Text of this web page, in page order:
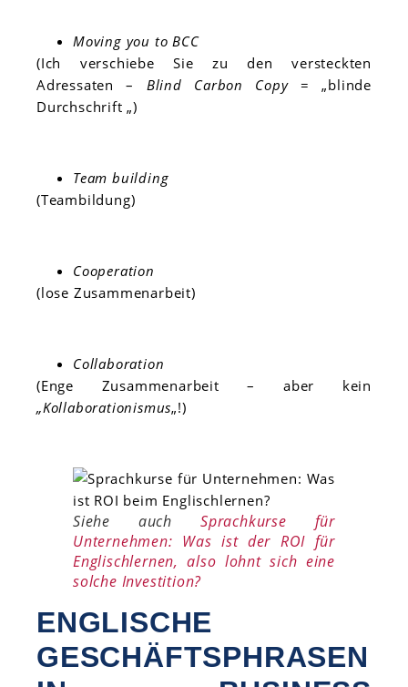
Moving you to BCC
(Ich verschiebe Sie zu den versteckten
Adressaten – Blind Carbon Copy= „blinde
Durchschrift „)
Team building
(Teambildung)
Cooperation
(lose Zusammenarbeit)
Collaboration
(Enge Zusammenarbeit – aber kein
„Kollaborationismus„!)
Siehe auch Sprachkurse für
Unternehmen: Was ist der ROI für
Englischlernen, also lohnt sich eine
solche Investition?
ENGLISCHE
GESCHÄFTSPHRASEN